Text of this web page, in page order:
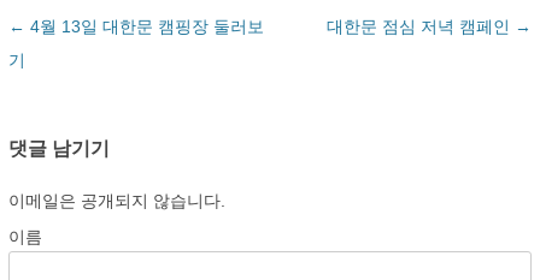
글 네비게이션
← 4월 13일 대한문 캠핑장 둘러보
기
대한문 점심 저녁 캠페인 →
댓글 남기기
이메일은 공개되지 않습니다.
이름